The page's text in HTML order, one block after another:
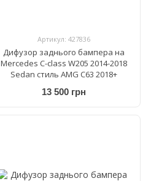
Артикул: 427836
Дифузор заднього бампера на
Mercedes C-class W205 2014-2018
Sedan стиль AMG C63 2018+
13 500 грн